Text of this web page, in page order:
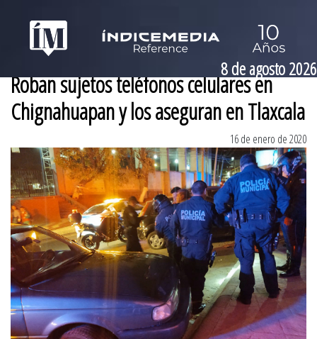
8 de agosto 2026
Roban sujetos teléfonos celulares en
Chignahuapan y los aseguran en Tlaxcala
16 de enero de 2020